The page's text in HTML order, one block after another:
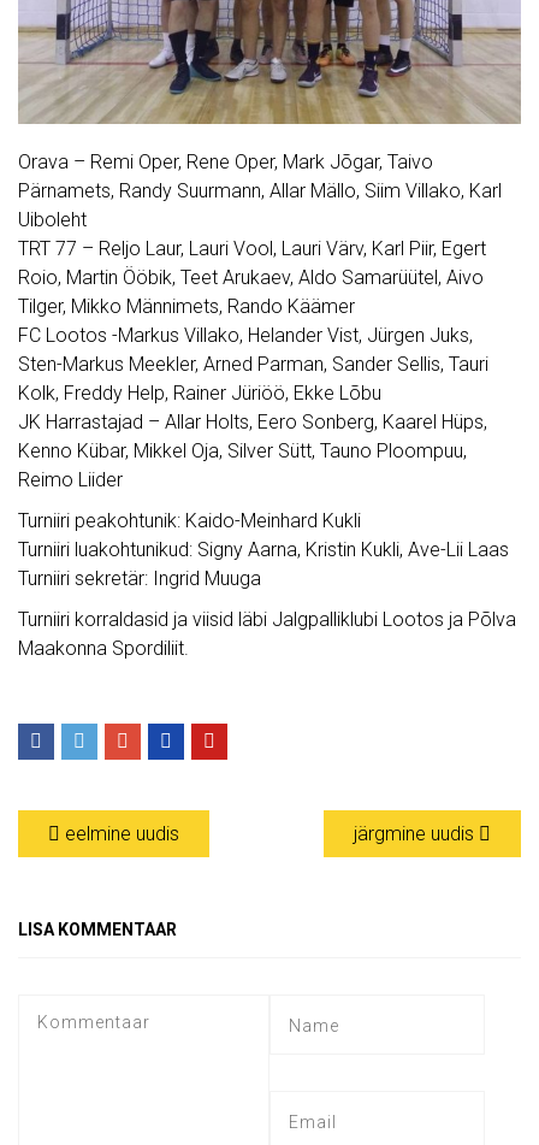
Orava – Remi Oper, Rene Oper, Mark Jõgar, Taivo
Pärnamets, Randy Suurmann, Allar Mällo, Siim Villako, Karl
Uiboleht
TRT 77 – Reljo Laur, Lauri Vool, Lauri Värv, Karl Piir, Egert
Roio, Martin Ööbik, Teet Arukaev, Aldo Samarüütel, Aivo
Tilger, Mikko Männimets, Rando Käämer
FC Lootos -Markus Villako, Helander Vist, Jürgen Juks,
Sten-Markus Meekler, Arned Parman, Sander Sellis, Tauri
Kolk, Freddy Help, Rainer Jüriöö, Ekke Lõbu
JK Harrastajad – Allar Holts, Eero Sonberg, Kaarel Hüps,
Kenno Kübar, Mikkel Oja, Silver Sütt, Tauno Ploompuu,
Reimo Liider
Turniiri peakohtunik: Kaido-Meinhard Kukli
Turniiri luakohtunikud: Signy Aarna, Kristin Kukli, Ave-Lii Laas
Turniiri sekretär: Ingrid Muuga
Turniiri korraldasid ja viisid läbi Jalgpalliklubi Lootos ja Põlva
Maakonna Spordiliit.
eelmine uudis järgmine uudis
LISA KOMMENTAAR